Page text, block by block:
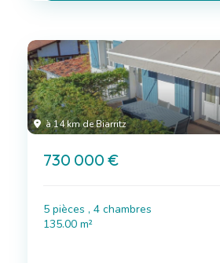
à 14 km de Biarritz
730 000 €
5 pièces , 4 chambres
135.00 m²